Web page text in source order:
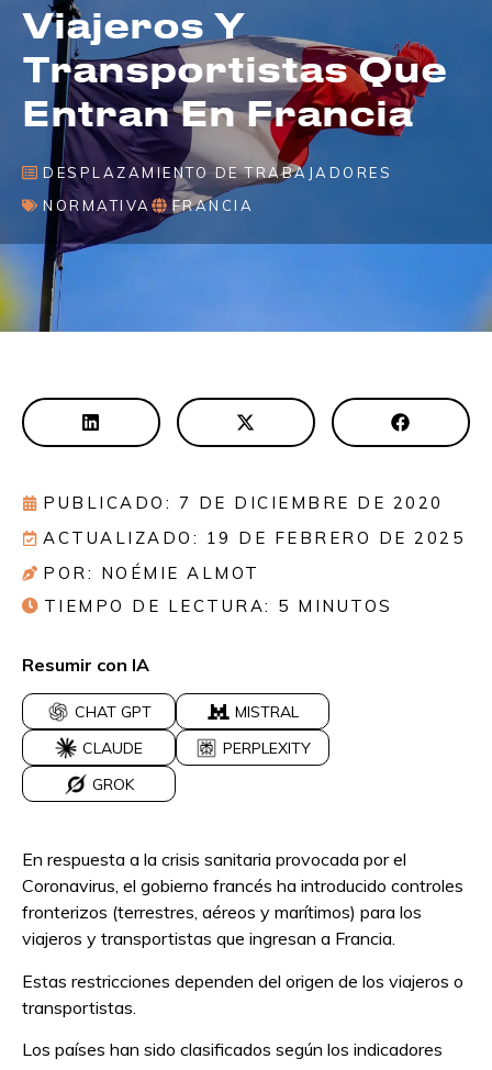
Viajeros Y
Transportistas Que
Entran En Francia
DESPLAZAMIENTO DE TRABAJADORES
NORMATIVA
FRANCIA
PUBLICADO: 7 DE DICIEMBRE DE 2020
ACTUALIZADO: 19 DE FEBRERO DE 2025
POR: NOÉMIE ALMOT
TIEMPO DE LECTURA: 5 MINUTOS
Resumir con IA
CHAT GPT
MISTRAL
CLAUDE
PERPLEXITY
GROK
En respuesta a la crisis sanitaria provocada por el
Coronavirus, el gobierno francés ha introducido controles
fronterizos (terrestres, aéreos y marítimos) para los
viajeros y transportistas que ingresan a Francia.
Estas restricciones dependen del origen de los viajeros o
transportistas.
Los países han sido clasificados según los indicadores